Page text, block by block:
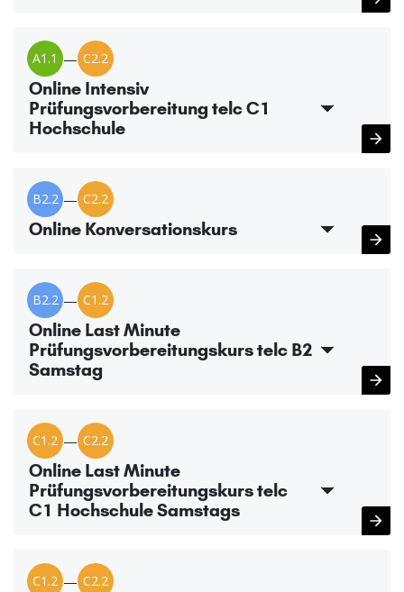
A1.1 — C2.2
Online Intensiv
Prüfungsvorbereitung telc C1
Hochschule
B2.2 — C2.2
Online Konversationskurs
B2.2 — C1.2
Online Last Minute
Prüfungsvorbereitungskurs telc B2
Samstag
C1.2 — C2.2
Online Last Minute
Prüfungsvorbereitungskurs telc
C1 Hochschule Samstags
C1.2 — C2.2